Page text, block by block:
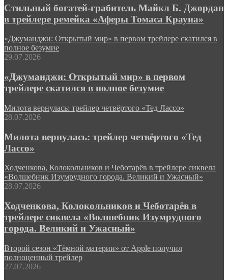
Стильный богатей-грабитель Майкл Б. Джордан
в трейлере ремейка «Аферы Томаса Крауна»
«Джуманджи: Открытый мир» в первом трейлере скатился в
полное безумие
29.07.2026
«Джуманджи: Открытый мир» в первом
трейлере скатился в полное безумие
Милота вернулась: трейлер четвёртого «Тед Лассо»
28.07.2026
Милота вернулась: трейлер четвёртого «Тед
Лассо»
Ходченкова, Колокольников и Чеботарёв в трейлере сиквела
«Волшебник Изумрудного города. Великий и Ужасный»
28.07.2026
Ходченкова, Колокольников и Чеботарёв в
трейлере сиквела «Волшебник Изумрудного
города. Великий и Ужасный»
Второй сезон «Тёмной материи» от Apple получил
полноценный трейлер
27.07.2026